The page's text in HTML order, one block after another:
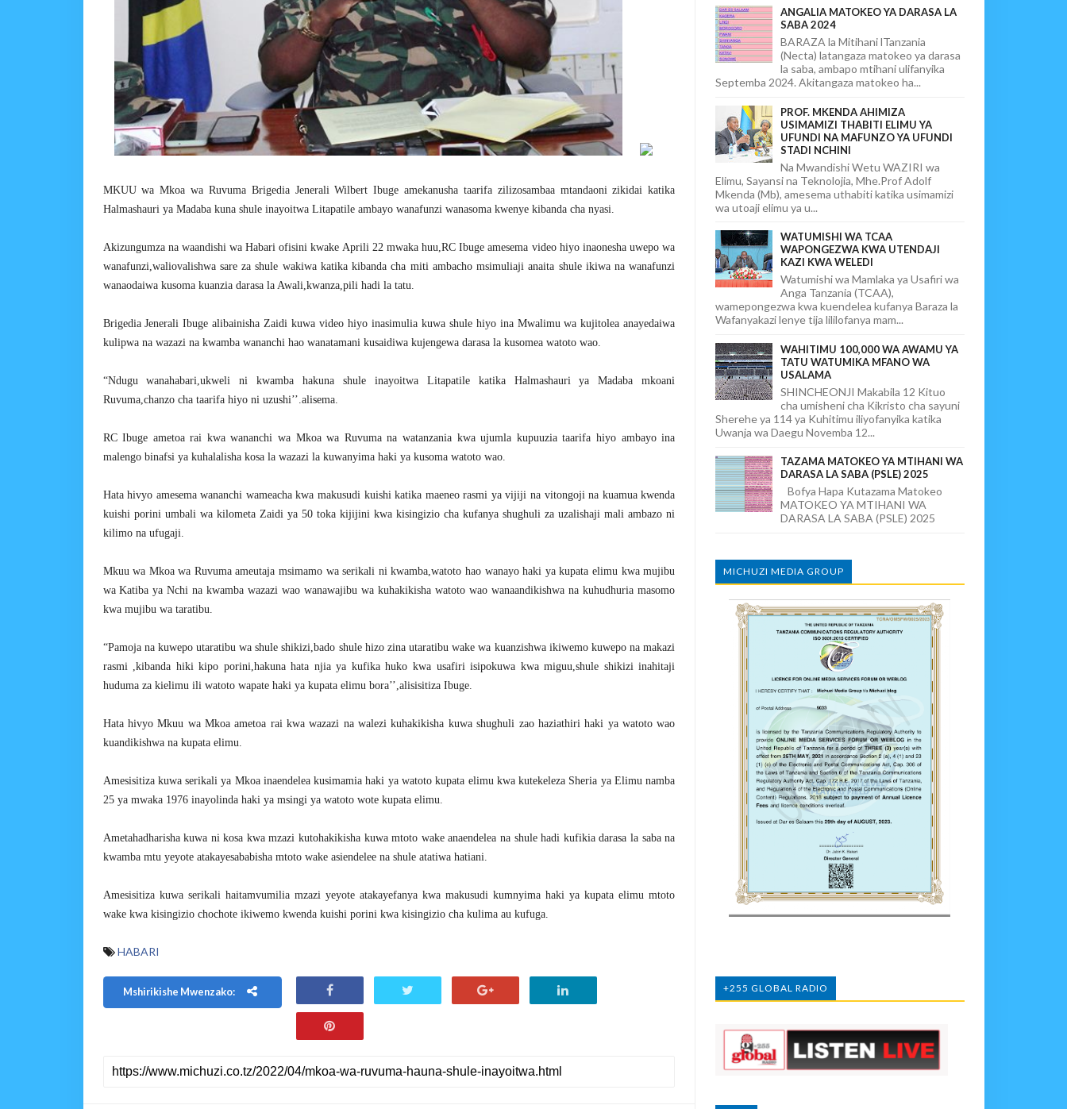
MKUU wa Mkoa wa Ruvuma Brigedia Jenerali Wilbert Ibuge amekanusha taarifa zilizosambaa mtandaoni zikidai katika
Halmashauri ya Madaba kuna shule inayoitwa Litapatile ambayo wanafunzi wanasoma kwenye kibanda cha nyasi.
Akizungumza na waandishi wa Habari ofisini kwake Aprili 22 mwaka huu,RC Ibuge amesema video hiyo inaonesha uwepo wa
wanafunzi,waliovalishwa sare za shule wakiwa katika kibanda cha miti ambacho msimuliaji anaita shule ikiwa na wanafunzi
wanaodaiwa kusoma kuanzia darasa la Awali,kwanza,pili hadi la tatu.
Brigedia Jenerali Ibuge alibainisha Zaidi kuwa video hiyo inasimulia kuwa shule hiyo ina Mwalimu wa kujitolea anayedaiwa
kulipwa na wazazi na kwamba wananchi hao wanatamani kusaidiwa kujengewa darasa la kusomea watoto wao.
“Ndugu wanahabari,ukweli ni kwamba hakuna shule inayoitwa Litapatile katika Halmashauri ya Madaba mkoani
Ruvuma,chanzo cha taarifa hiyo ni uzushi’’.alisema.
RC Ibuge ametoa rai kwa wananchi wa Mkoa wa Ruvuma na watanzania kwa ujumla kupuuzia taarifa hiyo ambayo ina
malengo binafsi ya kuhalalisha kosa la wazazi la kuwanyima haki ya kusoma watoto wao.
Hata hivyo amesema wananchi wameacha kwa makusudi kuishi katika maeneo rasmi ya vijiji na vitongoji na kuamua kwenda
kuishi porini umbali wa kilometa Zaidi ya 50 toka kijijini kwa kisingizio cha kufanya shughuli za uzalishaji mali ambazo ni
kilimo na ufugaji.
Mkuu wa Mkoa wa Ruvuma ameutaja msimamo wa serikali ni kwamba,watoto hao wanayo haki ya kupata elimu kwa mujibu
wa Katiba ya Nchi na kwamba wazazi wao wanawajibu wa kuhakikisha watoto wao wanaandikishwa na kuhudhuria masomo
kwa mujibu wa taratibu.
“Pamoja na kuwepo utaratibu wa shule shikizi,bado shule hizo zina utaratibu wake wa kuanzishwa ikiwemo kuwepo na makazi
rasmi ,kibanda hiki kipo porini,hakuna hata njia ya kufika huko kwa usafiri isipokuwa kwa miguu,shule shikizi inahitaji
huduma za kielimu ili watoto wapate haki ya kupata elimu bora’’,alisisitiza Ibuge.
Hata hivyo Mkuu wa Mkoa ametoa rai kwa wazazi na walezi kuhakikisha kuwa shughuli zao haziathiri haki ya watoto wao
kuandikishwa na kupata elimu.
Amesisitiza kuwa serikali ya Mkoa inaendelea kusimamia haki ya watoto kupata elimu kwa kutekeleza Sheria ya Elimu namba
25 ya mwaka 1976 inayolinda haki ya msingi ya watoto wote kupata elimu.
Ametahadharisha kuwa ni kosa kwa mzazi kutohakikisha kuwa mtoto wake anaendelea na shule hadi kufikia darasa la saba na
kwamba mtu yeyote atakayesababisha mtoto wake asiendelee na shule atatiwa hatiani.
Amesisitiza kuwa serikali haitamvumilia mzazi yeyote atakayefanya kwa makusudi kumnyima haki ya kupata elimu mtoto
wake kwa kisingizio chochote ikiwemo kwenda kuishi porini kwa kisingizio cha kulima au kufuga.
HABARI
Mshirikishe Mwenzako:
ANGALIA MATOKEO YA DARASA LA
SABA 2024
BARAZA la Mitihani lTanzania
(Necta) latangaza matokeo ya darasa
la saba, ambapo mtihani ulifanyika
Septemba 2024. Akitangaza matokeo ha...
PROF. MKENDA AHIMIZA
USIMAMIZI THABITI ELIMU YA
UFUNDI NA MAFUNZO YA UFUNDI
STADI NCHINI
Na Mwandishi Wetu WAZIRI wa
Elimu, Sayansi na Teknolojia, Mhe.Prof Adolf
Mkenda (Mb), amesema uthabiti katika usimamizi
wa utoaji elimu ya u...
WATUMISHI WA TCAA
WAPONGEZWA KWA UTENDAJI
KAZI KWA WELEDI
Watumishi wa Mamlaka ya Usafiri wa
Anga Tanzania (TCAA),
wamepongezwa kwa kuendelea kufanya Baraza la
Wafanyakazi lenye tija lililofanya mam...
WAHITIMU 100,000 WA AWAMU YA
TATU WATUMIKA MFANO WA
USALAMA
SHINCHEONJI Makabila 12 Kituo
cha umisheni cha Kikristo cha sayuni
Sherehe ya 114 ya Kuhitimu iliyofanyika katika
Uwanja wa Daegu Novemba 12...
TAZAMA MATOKEO YA MTIHANI WA
DARASA LA SABA (PSLE) 2025
Bofya Hapa Kutazama Matokeo
MATOKEO YA MTIHANI WA
DARASA LA SABA (PSLE) 2025
MICHUZI MEDIA GROUP
+255 GLOBAL RADIO